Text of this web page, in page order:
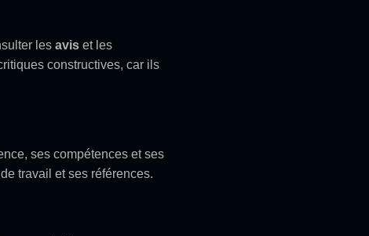
les avis et les
constructives, car ils
ses compétences et ses
travail et ses références.